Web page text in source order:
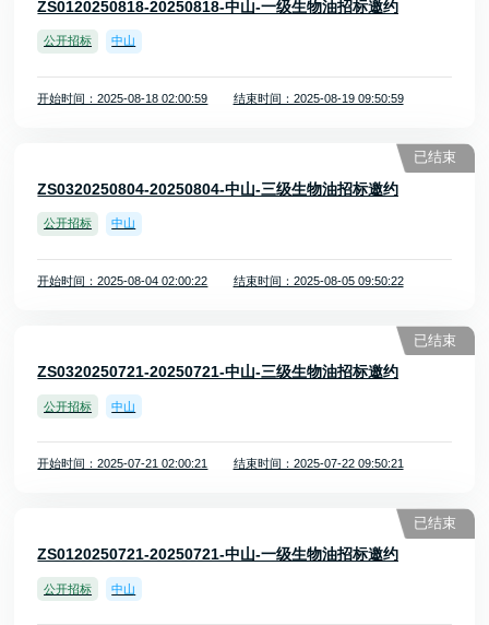
ZS0120250818-20250818-中山-一级生物油招标邀约
公开招标 中山
开始时间：2025-08-18 02:00:59 结束时间：2025-08-19 09:50:59
ZS0320250804-20250804-中山-三级生物油招标邀约
公开招标 中山
开始时间：2025-08-04 02:00:22 结束时间：2025-08-05 09:50:22
已结束
ZS0320250721-20250721-中山-三级生物油招标邀约
公开招标 中山
开始时间：2025-07-21 02:00:21 结束时间：2025-07-22 09:50:21
已结束
ZS0120250721-20250721-中山-一级生物油招标邀约
公开招标 中山
已结束